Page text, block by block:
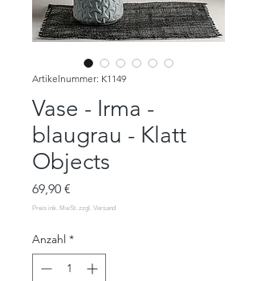
Artikelnummer: K1149
Vase - Irma -
blaugrau - Klatt
Objects
69,90 €
Anzahl *